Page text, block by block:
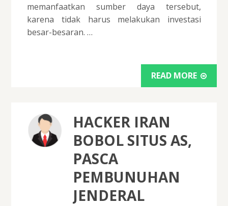
memanfaatkan sumber daya tersebut,
karena tidak harus melakukan investasi
besar-besaran. …
READ MORE
HACKER IRAN
BOBOL SITUS AS,
PASCA
PEMBUNUHAN
JENDERAL